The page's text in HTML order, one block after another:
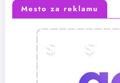
Mesto za reklamu